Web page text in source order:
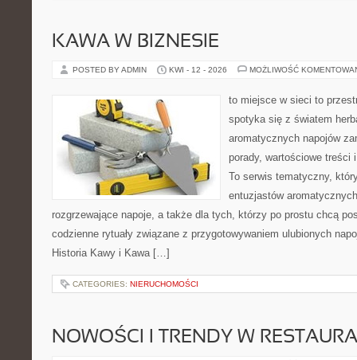
KAWA W BIZNESIE
POSTED BY ADMIN KWI - 12 - 2026 MOŻLIWOŚĆ
to miejsce w sieci to
spotyka się z światem
aromatycznych napojów
porady, wartościowe treści
To serwis tematyczny,
entuzjastów
rozgrzewające napoje, a także dla tych, którzy po prostu chcą
codzienne rytuały związane z przygotowywaniem ulubionych
Historia Kawy i Kawa […]
CATEGORIES: NIERUCHOMOŚCI
NOWOŚCI I TRENDY W